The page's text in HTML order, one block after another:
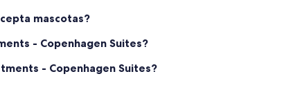
mascotas?
- Copenhagen Suites?
- Copenhagen Suites?